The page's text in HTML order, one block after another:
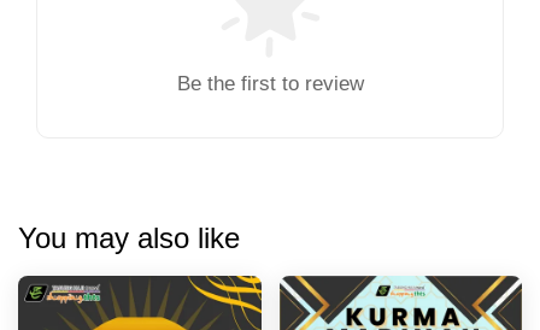
Be the first to review
You may also like